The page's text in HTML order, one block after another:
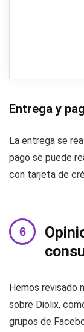
Entrega y
La entrega se
pago se puede
con tarjeta de
Hemos revisado
sobre Diolix,
grupos de